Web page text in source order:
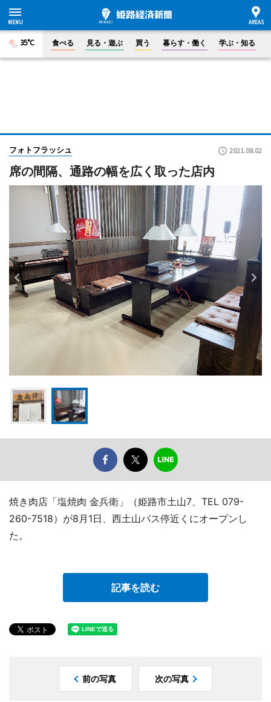
35°C 食べる 見る・遊ぶ 買う 暮らす・働く 学ぶ・知る
フォトフラッシュ 2021.08.02
席の間隔、通路の幅を広く取った店内
焼き肉店「塩焼肉 金兵衛」（姫路市土山7、TEL 079-
260-7518）が8月1日、西土山バス停近くにオープンし
た。
記事を読む
前の写真 次の写真